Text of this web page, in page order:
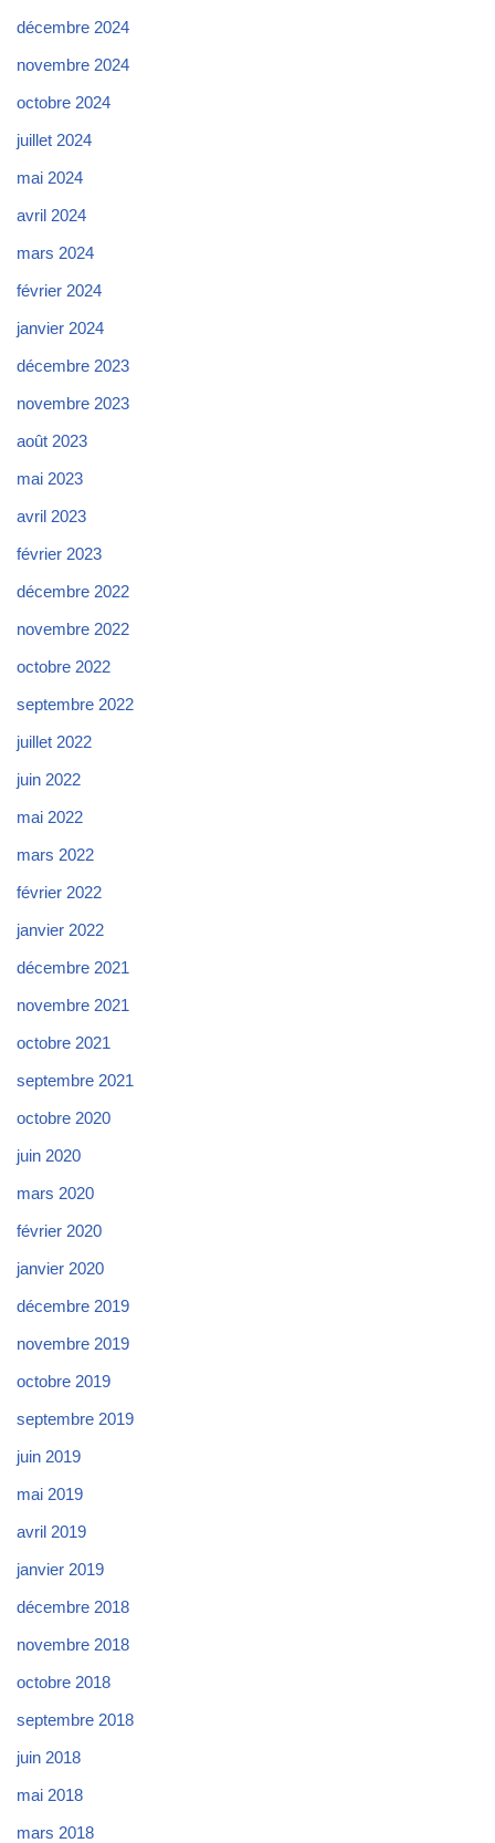
décembre 2024
novembre 2024
octobre 2024
juillet 2024
mai 2024
avril 2024
mars 2024
février 2024
janvier 2024
décembre 2023
novembre 2023
août 2023
mai 2023
avril 2023
février 2023
décembre 2022
novembre 2022
octobre 2022
septembre 2022
juillet 2022
juin 2022
mai 2022
mars 2022
février 2022
janvier 2022
décembre 2021
novembre 2021
octobre 2021
septembre 2021
octobre 2020
juin 2020
mars 2020
février 2020
janvier 2020
décembre 2019
novembre 2019
octobre 2019
septembre 2019
juin 2019
mai 2019
avril 2019
janvier 2019
décembre 2018
novembre 2018
octobre 2018
septembre 2018
juin 2018
mai 2018
mars 2018